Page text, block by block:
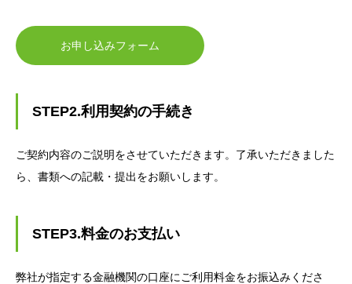
お申し込みフォーム
STEP2.利用契約の手続き
ご契約内容のご説明をさせていただきます。了承いただきました
ら、書類への記載・提出をお願いします。
STEP3.料金のお支払い
弊社が指定する金融機関の口座にご利用料金をお振込みくださ